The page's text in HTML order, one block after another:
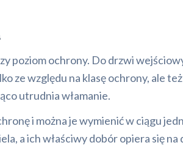
poziom ochrony. Do drzwi
ze względu na klasę ochrony, ale
utrudnia włamanie.
i można je wymienić w ciągu
a ich właściwy dobór opiera się